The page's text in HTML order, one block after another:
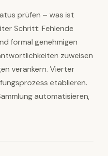
prüfen – was ist
Schritt: Fehlende
formal genehmigen
zuweisen
verankern. Vierter
etablieren.
automatisieren,